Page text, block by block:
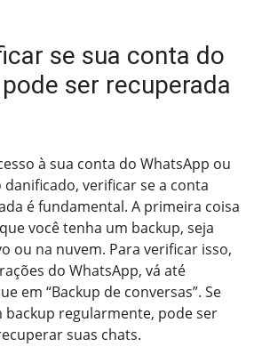
se sua conta do
ser recuperada
à sua conta do WhatsApp ou
verificar se a conta
é fundamental. A primeira coisa
você tenha um backup, seja
ou na nuvem. Para verificar isso,
do WhatsApp, vá até
em “Backup de conversas”. Se
backup regularmente, pode ser
suas chats.